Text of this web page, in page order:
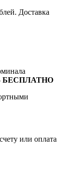
Доставка
БЕСПЛАТНО
или оплата